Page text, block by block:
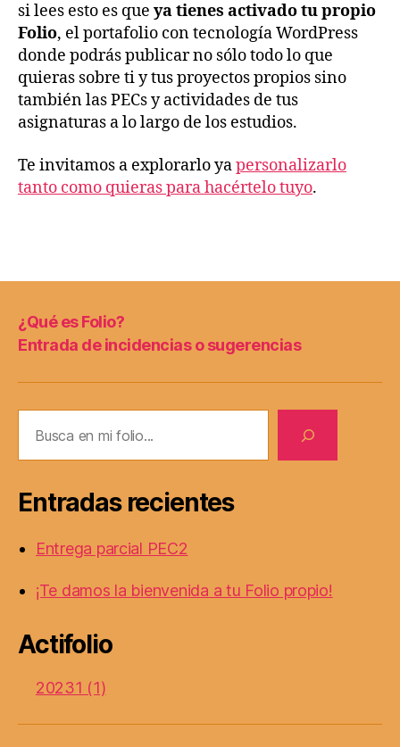
si lees esto es que ya tienes activado tu propio
Folio, el portafolio con tecnología WordPress
donde podrás publicar no sólo todo lo que
quieras sobre ti y tus proyectos propios sino
también las PECs y actividades de tus
asignaturas a lo largo de los estudios.
Te invitamos a explorarlo yapersonalizarlo
tanto como quieras para hacértelo tuyo.
¿Qué es Folio?
Entrada de incidencias o sugerencias
Entradas recientes
Entrega parcial PEC2
¡Te damos la bienvenida a tu Folio propio!
Actifolio
20231 (1)